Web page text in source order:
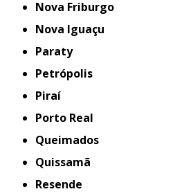
Nova Friburgo
Nova Iguaçu
Paraty
Petrópolis
Piraí
Porto Real
Queimados
Quissamã
Resende